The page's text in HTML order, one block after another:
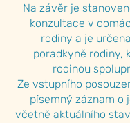
Na závěr je
konzultace v
rodiny a je
poradkyně rodiny,
rodinou
Ze vstupního
písemný záznam o
včetně aktuálního